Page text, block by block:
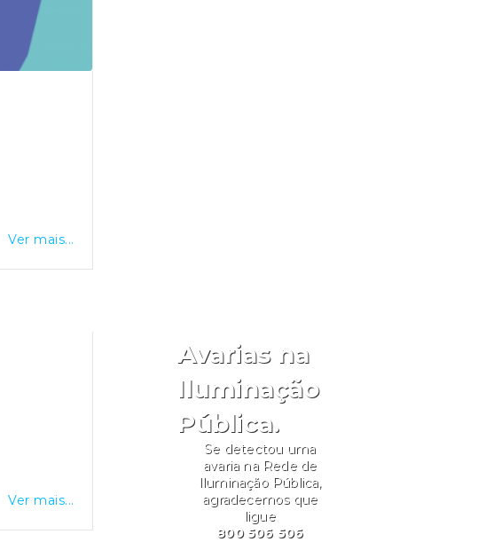
Ver mais...
Ver mais...
Avarias na
Iluminação
Pública.
Se detectou uma
avaria na Rede de
Iluminação Pública,
agradecemos que
ligue
800 506 506